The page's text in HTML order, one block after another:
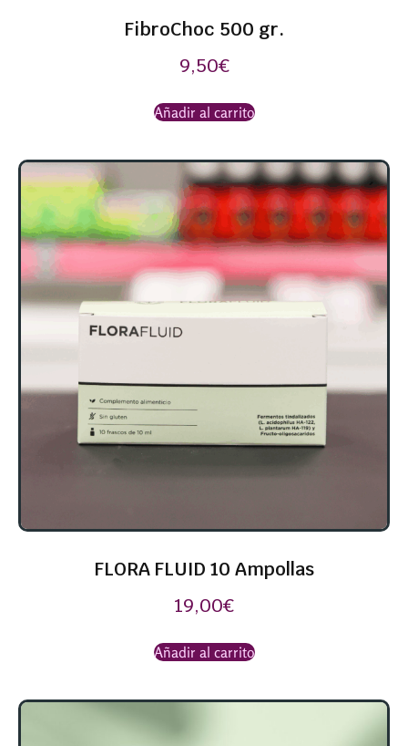
FibroChoc 500 gr.
9,50€
Añadir al carrito
FLORA FLUID 10 Ampollas
19,00€
Añadir al carrito